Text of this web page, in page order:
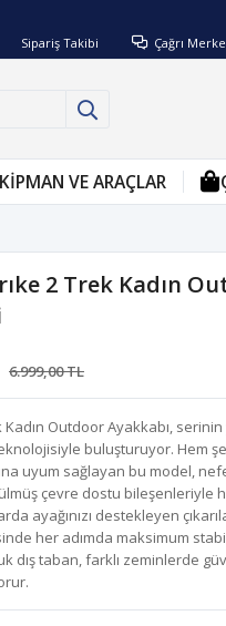
Sipariş Takibi Çağrı
VE ARAÇLAR
2 Trek Kadın
6.999,00 TL
Outdoor Ayakkabı, serinin
buluşturuyor. Hem
uyum sağlayan bu model,
çevre dostu bileşenleriyle
ayağınızı destekleyen
her adımda maksimum
dış taban, farklı zeminlerde